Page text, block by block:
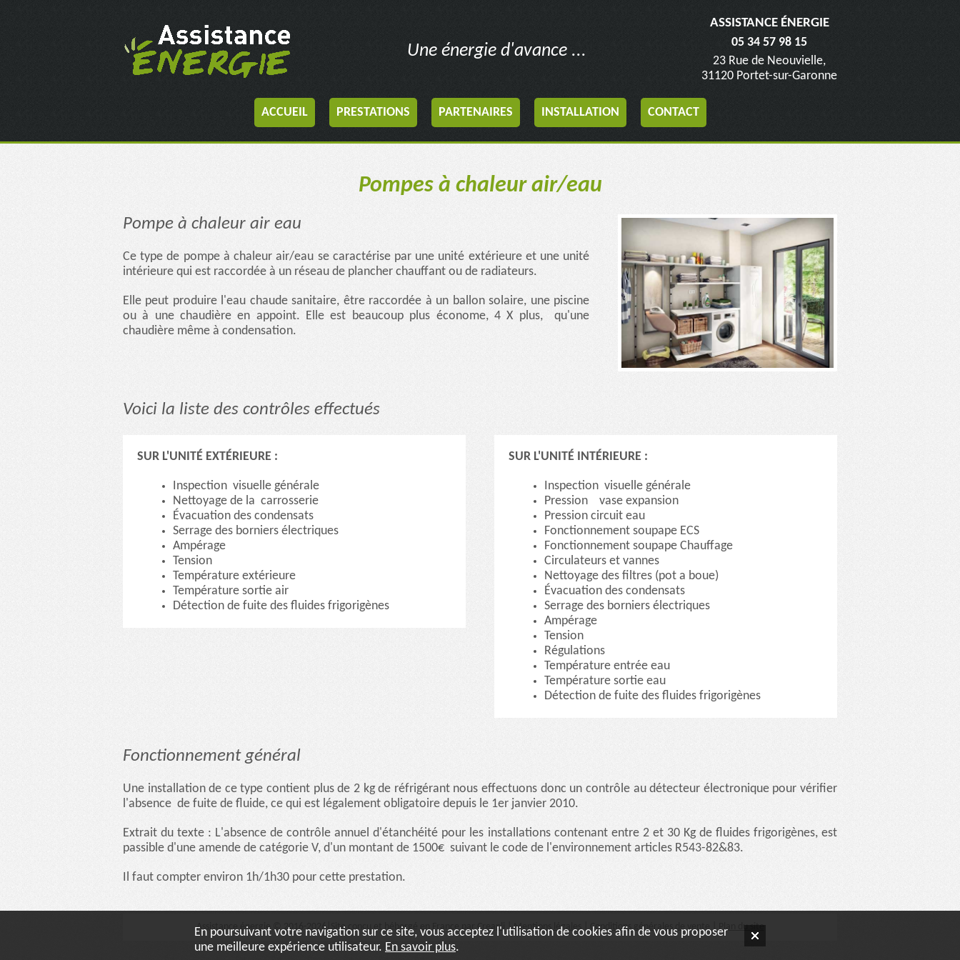
ASSISTANCE ÉNERGIE
05 34 57 98 15
23 Rue de Neouvielle,
31120 Portet-sur-Garonne
Une énergie d'avance ...
ACCUEIL PRESTATIONS PARTENAIRES INSTALLATION CONTACT
Pompes à chaleur air/eau
Pompe à chaleur air eau
Ce type de pompe à chaleur air/eau se caractérise par une unité extérieure et une unité
intérieure qui est raccordée à un réseau de plancher chauffant ou de radiateurs.
Elle peut produire l'eau chaude sanitaire, être raccordée à un ballon solaire, une piscine
ou à une chaudière en appoint. Elle est beaucoup plus économe, 4 X plus, qu'une
chaudière même à condensation.
Voici la liste des contrôles effectués
SUR L'UNITÉ EXTÉRIEURE :
Inspection visuelle générale
Nettoyage de la carrosserie
Évacuation des condensats
Serrage des borniers électriques
Ampérage
Tension
Température extérieure
Température sortie air
Détection de fuite des fluides frigorigènes
SUR L'UNITÉ INTÉRIEURE :
Inspection visuelle générale
Pression vase expansion
Pression circuit eau
Fonctionnement soupape ECS
Fonctionnement soupape Chauffage
Circulateurs et vannes
Nettoyage des filtres (pot a boue)
Évacuation des condensats
Serrage des borniers électriques
Ampérage
Tension
Régulations
Température entrée eau
Température sortie eau
Détection de fuite des fluides frigorigènes
Fonctionnement général
Une installation de ce type contient plus de 2 kg de réfrigérant nous effectuons donc un contrôle au détecteur électronique pour vérifier
l'absence de fuite de fluide, ce qui est légalement obligatoire depuis le 1er janvier 2010.
Extrait du texte : L'absence de contrôle annuel d'étanchéité pour les installations contenant entre 2 et 30 Kg de fluides frigorigènes, est
passible d'une amende de catégorie V, d'un montant de 1500€ suivant le code de l'environnement articles R543-82&83.
Il faut compter environ 1h/1h30 pour cette prestation.
Assistance énergie © 2016-2026 Site conçu et hébergé en France par Creapli | Mentions légales Conditions générales de vente Plan du site
En poursuivant votre navigation sur ce site, vous acceptez l'utilisation de cookies afin de vous proposer
une meilleure expérience utilisateur. En savoir plus.